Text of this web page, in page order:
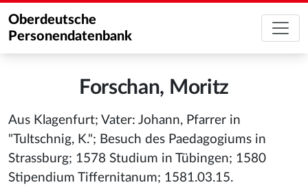
Oberdeutsche
Personendatenbank
Forschan, Moritz
Aus Klagenfurt; Vater: Johann, Pfarrer in
"Tultschnig, K."; Besuch des Paedagogiums in
Strassburg; 1578 Studium in Tübingen; 1580
Stipendium Tiffernitanum; 1581.03.15.